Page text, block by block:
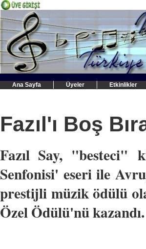
Ana Sayfa Üyeler Etkinlikler
Fazıl'ı Boş
Fazıl Say, "besteci"
Senfonisi' eseri ile
prestijli müzik ödülü
Özel Ödülü'nü kazandı.